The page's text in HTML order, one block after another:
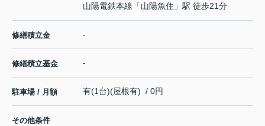
山陽電鉄本線 「山陽魚住 」駅 徒歩21分
修繕積立金 -
修繕積立基金 -
駐車場 / 月額 有(1台)(屋根有) / 0円
その他条件